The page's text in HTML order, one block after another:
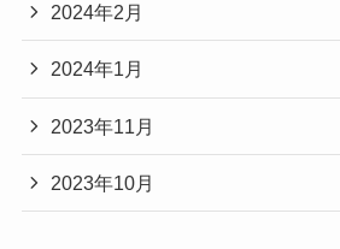
2024年2月
2024年1月
2023年11月
2023年10月